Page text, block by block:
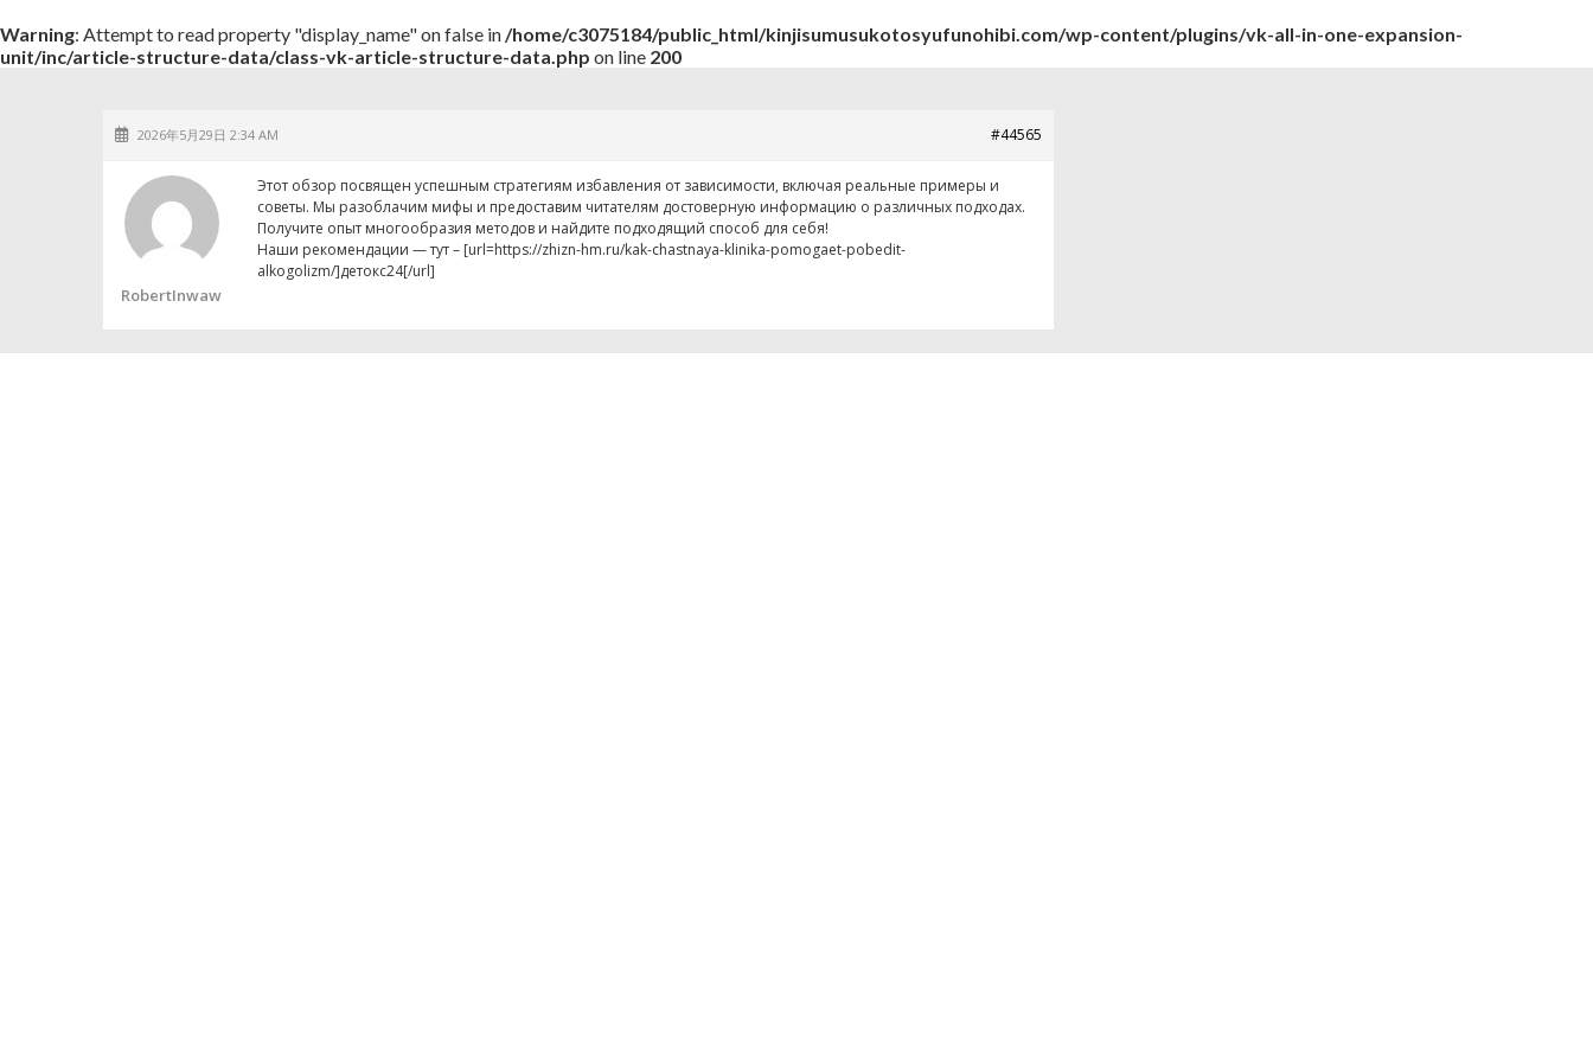
Warning: Attempt to read property "display_name" on false in/home/c3075184/public_html/kinjisumusukotosyufunohibi.com/wp-content/plugins/vk-all-in-one-expansion-
unit/inc/article-structure-data/class-vk-article-structure-data.php on line 200
2026年5月29日 2:34 AM #44565
RobertInwaw
Этот обзор посвящен успешным стратегиям избавления от зависимости, включая реальные примеры и
советы. Мы разоблачим мифы и предоставим читателям достоверную информацию о различных подходах.
Получите опыт многообразия методов и найдите подходящий способ для себя!
Наши рекомендации — тут – [url=https://zhizn-hm.ru/kak-chastnaya-klinika-pomogaet-pobedit-
alkogolizm/]детокс24[/url]